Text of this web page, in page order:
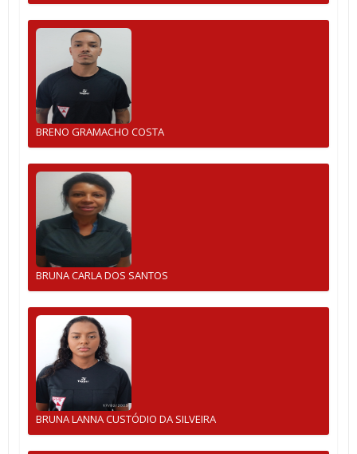
BRENO GRAMACHO COSTA
BRUNA CARLA DOS SANTOS
BRUNA LANNA CUSTÓDIO DA SILVEIRA